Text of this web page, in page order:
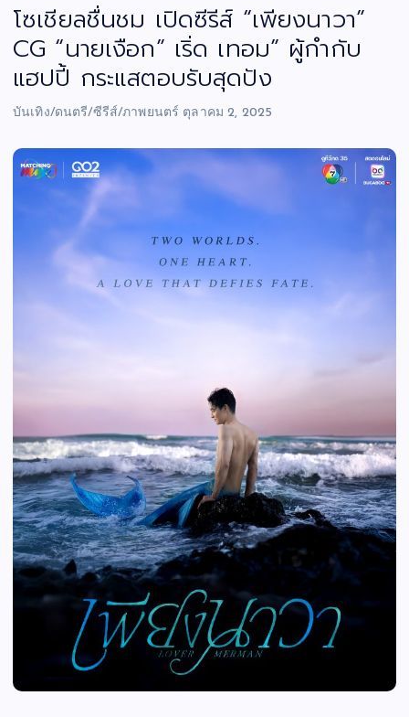
โซเชียลชื่นชม เปิดซีรีส์ “เพียงนาวา”
CG “นายเงือก” เริ่ด เทอม” ผู้กำกับ
แฮปปี้ กระแสตอบรับสุดปัง
บันเทิง/ดนตรี/ซีรีส์/ภาพยนตร์ ตุลาคม 2, 2025